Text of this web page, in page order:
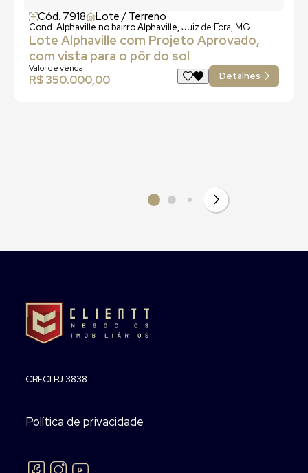
Cód. 7918 Lote / Terreno
Cond. Alphaville no bairro Alphaville,Juiz de Fora, MG
Lote Alphaville com Projeto Aprovado,
com vista para o pôr do sol
Valor de venda
R$ 350.000,00 Detalhes
CRECI PJ 3838
Política de privacidade